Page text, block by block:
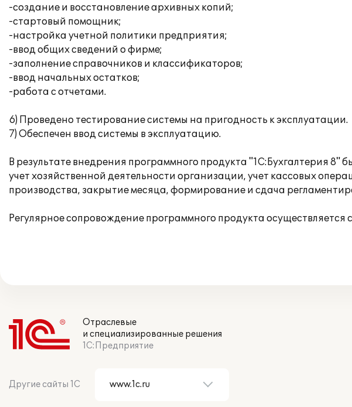
-создание и восстановление архивных копий;
-стартовый помощник;
-настройка учетной политики предприятия;
-ввод общих сведений о фирме;
-заполнение справочников и классификаторов;
-ввод начальных остатков;
-работа с отчетами.
6) Проведено тестирование системы на пригодность к эксплуатации.
7) Обеспечен ввод системы в эксплуатацию.
В результате внедрения программного продукта "1С:Бухгалтерия 8"
учет хозяйственной деятельности организации, учет кассовых
производства, закрытие месяца, формирование и сдача
Регулярное сопровождение программного продукта
Отраслевые
и специализированные решения
1С:Предприятие
Другие сайты 1С